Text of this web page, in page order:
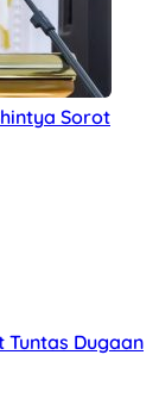
Sorot
Tuntas Dugaan